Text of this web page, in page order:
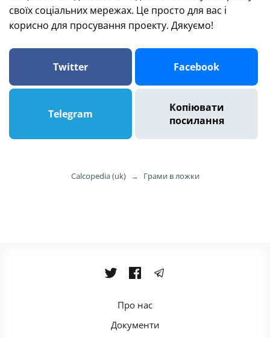
своїх соціальних мережах. Це просто для вас і
корисно для просування проекту. Дякуємо!
Twitter Facebook
Telegram
Копіювати
посилання
Calcopedia (uk) → Грами в ложки
Про нас
Документи